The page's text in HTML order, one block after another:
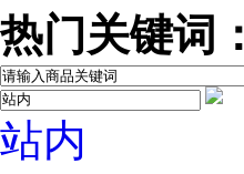
热门关键词：
站内